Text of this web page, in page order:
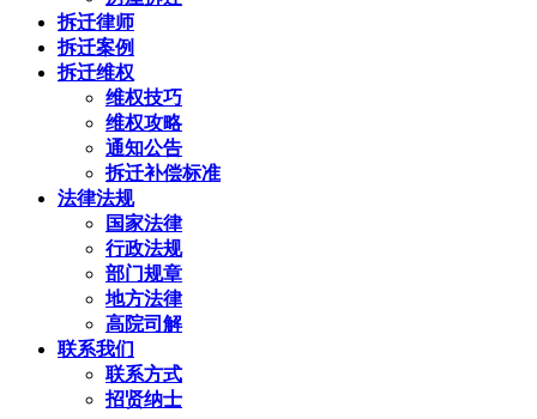
拆迁律师
拆迁案例
拆迁维权
维权技巧
维权攻略
通知公告
拆迁补偿标准
法律法规
国家法律
行政法规
部门规章
地方法律
高院司解
联系我们
联系方式
招贤纳士